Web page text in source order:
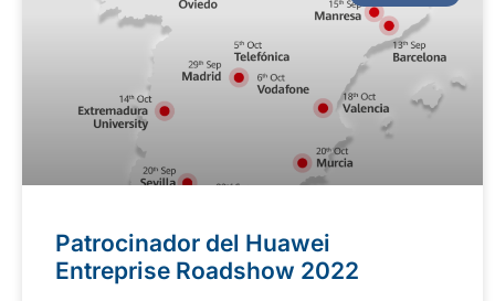
Patrocinador del Huawei
Entreprise Roadshow 2022